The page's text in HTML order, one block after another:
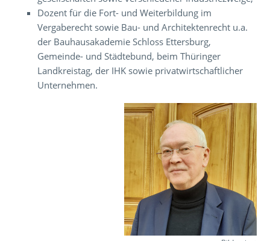
Dozent für die Fort- und Weiterbildung im
Vergaberecht sowie Bau- und Architektenrecht u.a.
der Bauhausakademie Schloss Ettersburg,
Gemeinde- und Städtebund, beim Thüringer
Landkreistag, der IHK sowie privatwirtschaftlicher
Unternehmen.